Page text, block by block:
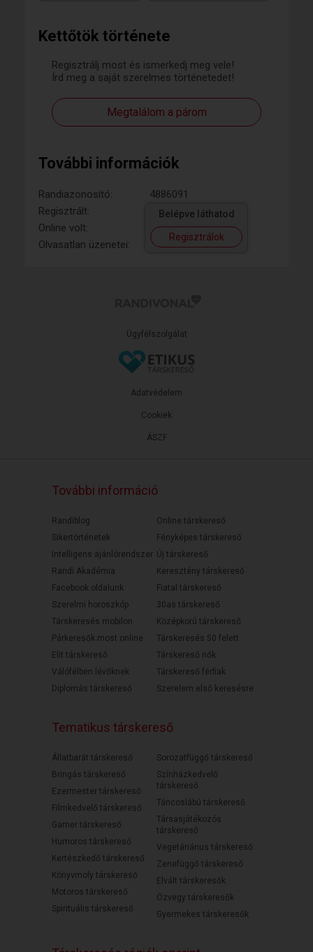
Kettőtök története
Regisztrálj most és ismerkedj meg vele!
Írd meg a saját szerelmes történetedet!
Megtalálom a párom
További információk
Randiazonosító:
4886091
Regisztrált:
Online volt:
Olvasatlan üzenetei:
Belépve láthatod
Regisztrálok
Ügyfélszolgálat
ÁSZF
Adatvédelem
Cookiek
További információ
Randiblog
Sikertörténetek
Intelligens ajánlórendszer
Randi Akadémia
Facebook oldalunk
Szerelmi horoszkóp
Társkeresés mobilon
Párkeresők most online
Elit társkereső
Válófélben lévőknek
Diplomás társkereső
Online társkereső
Fényképes társkereső
Új társkereső
Keresztény társkereső
Fiatal társkereső
30as társkereső
Középkorú társkereső
Társkeresés 50 felett
Társkereső nők
Társkereső férfiak
Szerelem első keresésre
Tematikus társkereső
Állatbarát társkereső
Bringás társkereső
Ezermester társkereső
Filmkedvelő társkereső
Gamer társkereső
Humoros társkereső
Kertészkedő társkereső
Könyvmoly társkereső
Motoros társkereső
Spirituális társkereső
Sorozatfüggő társkereső
Színházkedvelő
társkereső
Táncoslábú társkereső
Társasjátékozós
társkereső
Vegetáriánus társkereső
Zenefüggő társkereső
Elvált társkeresők
Özvegy társkeresők
Gyermekes társkeresők